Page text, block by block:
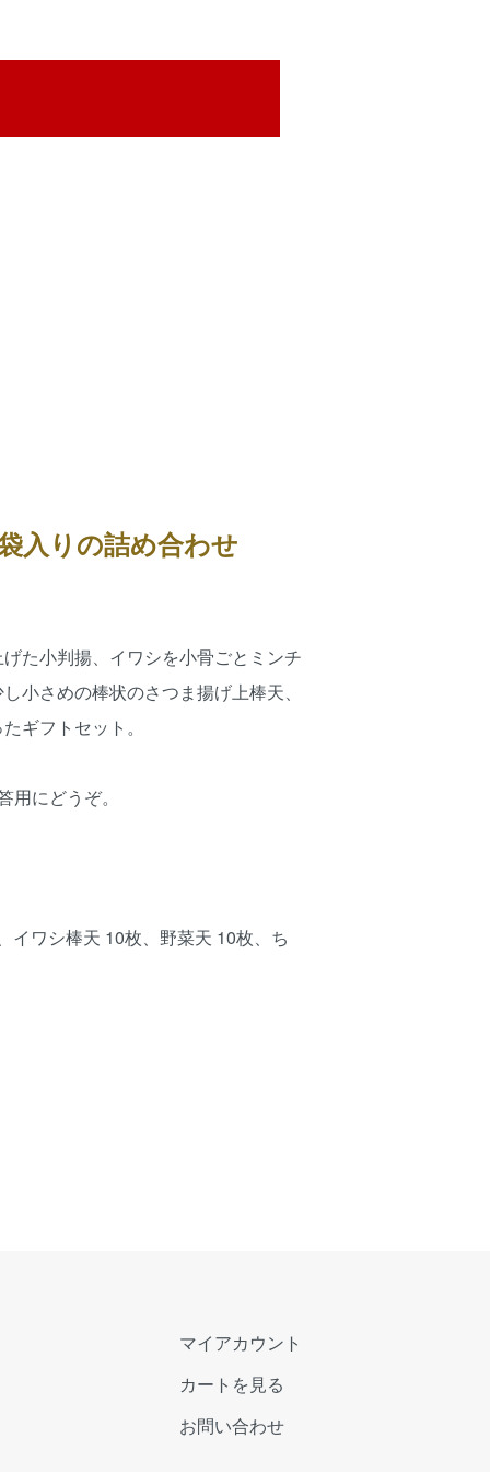
入りの詰め合わせ
た小判揚、イワシを小骨ごとミンチ
小さめの棒状のさつま揚げ上棒天、
ギフトセット。
にどうぞ。
イワシ棒天 10枚、野菜天 10枚、ち
マイアカウント
カートを見る
お問い合わせ